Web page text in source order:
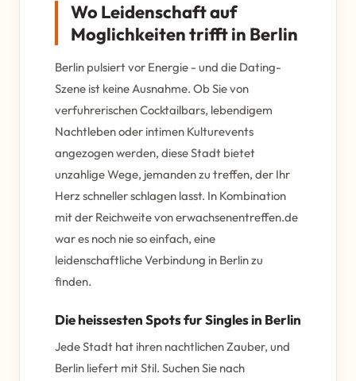
Wo Leidenschaft auf
Moglichkeiten trifft in Berlin
Berlin pulsiert vor Energie - und die Dating-
Szene ist keine Ausnahme. Ob Sie von
verfuhrerischen Cocktailbars, lebendigem
Nachtleben oder intimen Kulturevents
angezogen werden, diese Stadt bietet
unzahlige Wege, jemanden zu treffen, der Ihr
Herz schneller schlagen lasst. In Kombination
mit der Reichweite von erwachsenentreffen.de
war es noch nie so einfach, eine
leidenschaftliche Verbindung in Berlin zu
finden.
Die heissesten Spots fur Singles in Berlin
Jede Stadt hat ihren nachtlichen Zauber, und
Berlin liefert mit Stil. Suchen Sie nach